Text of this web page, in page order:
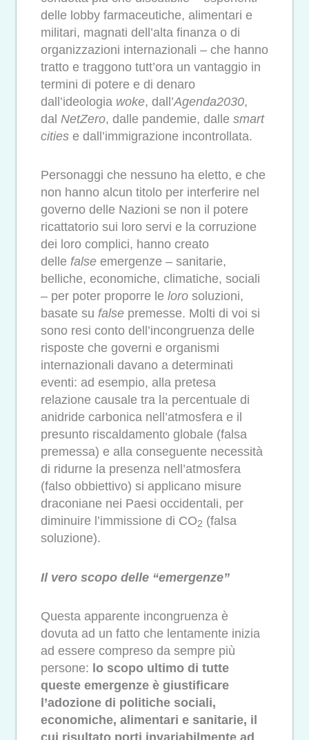
delle lobby farmaceutiche, alimentari e
militari, magnati dell’alta finanza o di
organizzazioni internazionali – che hanno
tratto e traggono tutt’ora un vantaggio in
termini di potere e di denaro
dall’ideologia woke, dall’Agenda2030,
dal NetZero, dalle pandemie, dalle smart
cities e dall’immigrazione incontrollata.
Personaggi che nessuno ha eletto, e che
non hanno alcun titolo per interferire nel
governo delle Nazioni se non il potere
ricattatorio sui loro servi e la corruzione
dei loro complici, hanno creato
delle false emergenze – sanitarie,
belliche, economiche, climatiche, sociali
– per poter proporre le loro soluzioni,
basate su false premesse. Molti di voi si
sono resi conto dell’incongruenza delle
risposte che governi e organismi
internazionali davano a determinati
eventi: ad esempio, alla pretesa
relazione causale tra la percentuale di
anidride carbonica nell’atmosfera e il
presunto riscaldamento globale (falsa
premessa) e alla conseguente necessità
di ridurne la presenza nell’atmosfera
(falso obbiettivo) si applicano misure
draconiane nei Paesi occidentali, per
diminuire l’immissione di CO2 (falsa
soluzione).
Il vero scopo delle “emergenze”
Questa apparente incongruenza è
dovuta ad un fatto che lentamente inizia
ad essere compreso da sempre più
persone: lo scopo ultimo di tutte
queste emergenze è giustificare
l’adozione di politiche sociali,
economiche, alimentari e sanitarie, il
cui risultato porti invariabilmente ad